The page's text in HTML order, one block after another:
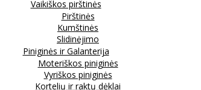
Vaikiškos pirštinės
Pirštinės
Kumštinės
Slidinėjimo
Piniginės ir Galanterija
Moteriškos piniginės
Vyriškos piniginės
Kortelių ir raktų dėklai